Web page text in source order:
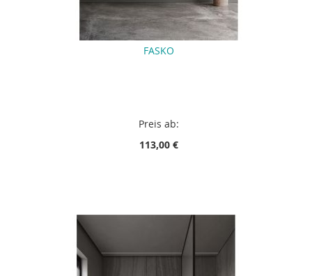
FASKO
Preis ab:
113,00 €